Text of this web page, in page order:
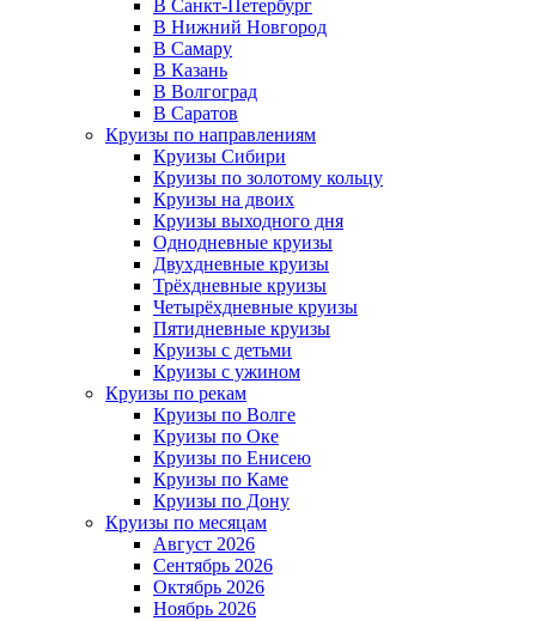
В Санкт-Петербург
В Нижний Новгород
В Самару
В Казань
В Волгоград
В Саратов
Круизы по направлениям
Круизы Сибири
Круизы по золотому кольцу
Круизы на двоих
Круизы выходного дня
Однодневные круизы
Двухдневные круизы
Трёхдневные круизы
Четырёхдневные круизы
Пятидневные круизы
Круизы с детьми
Круизы с ужином
Круизы по рекам
Круизы по Волге
Круизы по Оке
Круизы по Енисею
Круизы по Каме
Круизы по Дону
Круизы по месяцам
Август 2026
Сентябрь 2026
Октябрь 2026
Ноябрь 2026